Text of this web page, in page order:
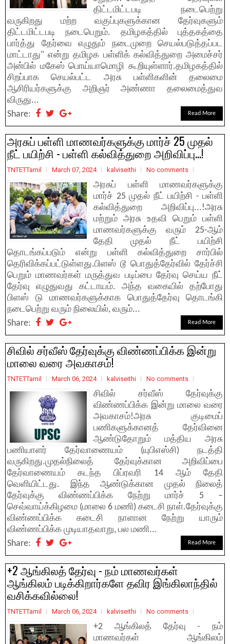
திட்டமிட்டபடி நடைபெற்று
வருகிறது மற்ற வகுப்புகளுக்கான தேர்வுகளும்
திட்டமிட்டபடி நடைபெறும். தமிழகத்தில் புத்தகத்தை
பார்த்து தேர்வை எழுதும் நடைமுறை செயல்படுத்தப்பட
மாட்டாது" என்று தமிழக பள்ளிக் கல்வித்துறை அமைச்சர்
அன்பில் மகேஸ் பொய்யாமொழி கூறியுள்ளார்.தமிழகத்தில்
சிறப்பாக செயல்பட்ட அரசு பள்ளிகளின் தலைமை
ஆசிரியர்களுக்கு அறிஞர் அண்ணா தலைமைத்துவ
விருது...
Share:
Read More
அரசுப் பள்ளி மாணவர்களுக்கு மார்ச் 25 முதல்
நீட் பயிற்சி - பள்ளி கல்வித்துறை அறிவிப்பு...!
TNTETTamil March 07, 2024 kalviseithi No comments
அரசுப் பள்ளி மாணவர்களுக்கு
மார்ச் 25 முதல் நீட் பயிற்சி - பள்ளி
கல்வித்துறை அறிவிப்பு...!அரசு
மற்றும் அரசு உதவி பெறும் பள்ளி
மாணவர்களுக்கு வரும் 25-ஆம்
தேதி முதல் நீட் பயிற்சி
தொடங்கப்படும் என்று பள்ளி கல்வித்துறை சார்பில்
தெரிவிக்கப்பட்டுள்ளது.பிளஸ் டூ பொதுத்தேர்வில் தேர்ச்சி
பெறும் மாணவர்கள் மருத்துவ படிப்பை தேர்வு செய்ய நீட்
தேர்வு எழுதுவது கட்டாயம். அந்த வகையில் தற்போது
பிளஸ் டு மாணவர்களுக்காக பொதுத்தேர்வு தொடங்கி
நடைபெற்று வரும் நிலையில், வரும்...
Share:
Read More
சிவில் சர்வீஸ் தேர்வுக்கு விண்ணப்பிக்க இன்று
மாலை வரை அவகாசம்!
TNTETTamil March 06, 2024 kalviseithi No comments
சிவில் சர்வீஸ் தேர்வுக்கு
விண்ணப்பிக்க இன்று மாலை வரை
அவகாசம்!அரசு குடிமைப்
பணிகளுக்கானத் தேர்வினை
ஆண்டுதோறும் மத்திய அரசு
பணியாளர் தேர்வாணையம் (யுபிஎஸ்சி) நடத்தி
வருகிறது.முதல்நிலைத் தேர்வுக்கான அறிவிப்பை
தேர்வாணையம் கடந்த பிப்ரவரி 14 ஆம் தேதி
வெளியிட்டது. இந்த ஆண்டுக்கான முதல் நிலைத்
தேர்வுக்கு விண்ணப்பிக்க நேற்று மார்ச் 5 –
செவ்வாய்க்கிழமை (மாலை 6 மணி) கடைசி நாள்.தேர்வுக்கு
விண்ணப்பிக்க கடைசி நாளான நேற்று யாரும்
விண்ணப்பிக்க முடியாதவாறு, பல மணி...
Share:
Read More
+2 ஆங்கிலத் தேர்வு - நம் மாணவர்கள்
ஆங்கிலம் படிக்கிறார்களே தவிர இங்கிலாந்தில்
வசிக்கவில்லை!
TNTETTamil March 06, 2024 kalviseithi No comments
+2 ஆங்கிலத் தேர்வு - நம்
மாணவர்கள் ஆங்கிலம்